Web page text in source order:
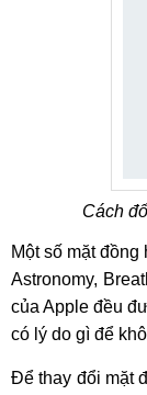
Cách
Một số mặt
Astronomy,
của Apple đều
có lý do gì để
Để thay đổi mặt